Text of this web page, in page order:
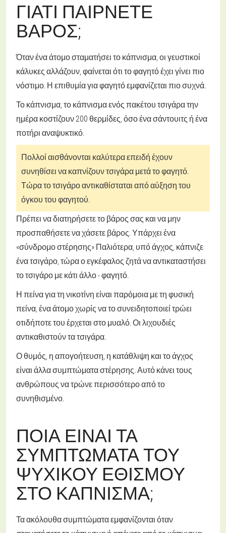
ΓΙΑΤΊ ΠΑΊΡΝΕΤΕ
ΒΆΡΟΣ;
Όταν ένα άτομο σταματήσει το κάπνισμα, οι γευστικοί
κάλυκες αλλάζουν, φαίνεται ότι το φαγητό έχει γίνει πιο
νόστιμο. Η επιθυμία για φαγητό εμφανίζεται πιο συχνά.
Το κάπνισμα, το κάπνισμα ενός πακέτου τσιγάρα την
ημέρα κοστίζουν 200 θερμίδες, όσο ένα σάντουιτς ή ένα
ποτήρι αναψυκτικό.
Πολλοί αισθάνονται καλύτερα επειδή έχουν
συνηθίσει να καπνίζουν τσιγάρα μετά το φαγητό.
Τώρα το τσιγάρο αντικαθίσταται από αύξηση του
όγκου του φαγητού.
Πρέπει να διατηρήσετε το βάρος σας και να μην
προσπαθήσετε να χάσετε βάρος. Υπάρχει ένα
«σύνδρομο στέρησης» Παλιότερα, υπό άγχος, κάπνιζε
ένα τσιγάρο, τώρα ο εγκέφαλος ζητά να αντικαταστήσει
το τσιγάρο με κάτι άλλο - φαγητό.
Η πείνα για τη νικοτίνη είναι παρόμοια με τη φυσική
πείνα, ένα άτομο χωρίς να το συνειδητοποιεί τρώει
οτιδήποτε του έρχεται στο μυαλό. Οι λιχουδιές
αντικαθιστούν τα τσιγάρα.
Ο θυμός, η απογοήτευση, η κατάθλιψη και το άγχος
είναι άλλα συμπτώματα στέρησης. Αυτό κάνει τους
ανθρώπους να τρώνε περισσότερο από το
συνηθισμένο.
ΠΟΙΑ ΕΊΝΑΙ ΤΑ
ΣΥΜΠΤΏΜΑΤΑ ΤΟΥ
ΨΥΧΙΚΟΎ ΕΘΙΣΜΟΎ
ΣΤΟ ΚΆΠΝΙΣΜΑ;
Τα ακόλουθα συμπτώματα εμφανίζονται όταν